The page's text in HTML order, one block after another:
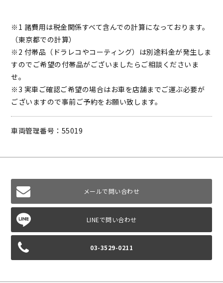
※1 諸費用は税金関係すべて含んでの計算になっております。
（東京都での計算）
※2 付帯品（ドラレコやコーティング）は別途料金が発生しま
すのでご希望の付帯品がございましたらご相談くださいま
せ。
※3 実車ご確認ご希望の場合はお車を店舗までご運ぶ必要が
ございますので事前ご予約をお願い致します。
車両管理番号：55019
メールで問い合わせ
03-3529-0211